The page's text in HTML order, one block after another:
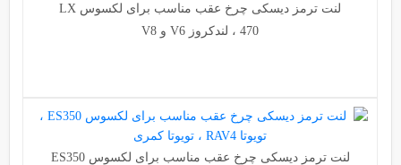
لنت ترمز دیسکی چرخ عقب مناسب برای لکسوس LX
470 ، لندکروز V6 و V8
لنت ترمز دیسکی چرخ عقب مناسب برای لکسوس ES350